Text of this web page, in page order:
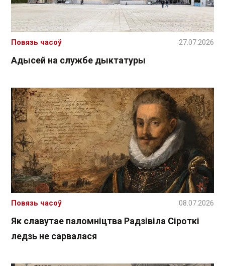
Адысей на службе дыктатуры
Повязь часоў 27.07.2026
Як славутае паломніцтва Радзівіла Сіроткі
ледзь не сарвалася
Повязь часоў 08.07.2026